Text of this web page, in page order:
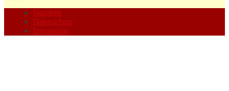
Startseite
Datenschutz
Impressum